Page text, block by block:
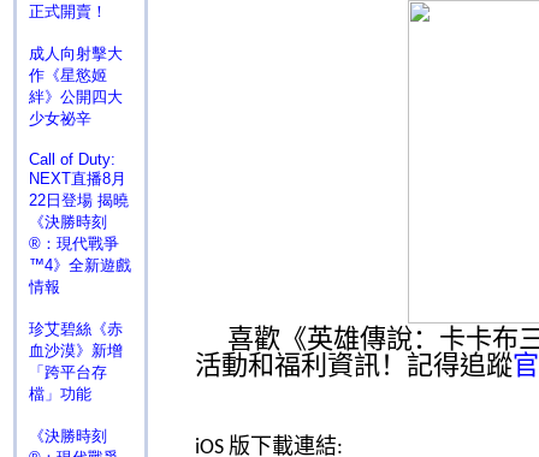
正式開賣！
成人向射擊大
作《星慾姬
絆》公開四大
少女祕辛
Call of Duty:
NEXT直播8月
22日登場 揭曉
《決勝時刻
®：現代戰爭
™4》全新遊戲
情報
珍艾碧絲《赤
血沙漠》新增
「跨平台存
檔」功能
《決勝時刻
喜歡《英雄傳說：卡卡布
活動和福利 資訊！ 記得追蹤
iOS 版下載連結: